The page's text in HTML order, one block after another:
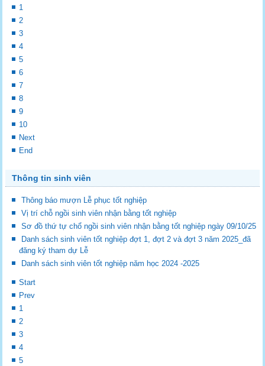
1
2
3
4
5
6
7
8
9
10
Next
End
Thông tin sinh viên
Thông báo mượn Lễ phục tốt nghiệp
Vị trí chỗ ngồi sinh viên nhận bằng tốt nghiệp
Sơ đồ thứ tự chổ ngồi sinh viên nhận bằng tốt nghiệp ngày 09/10/25
Danh sách sinh viên tốt nghiệp đợt 1, đợt 2 và đợt 3 năm 2025_đã
đăng ký tham dự Lễ
Danh sách sinh viên tốt nghiệp năm học 2024 -2025
Start
Prev
1
2
3
4
5